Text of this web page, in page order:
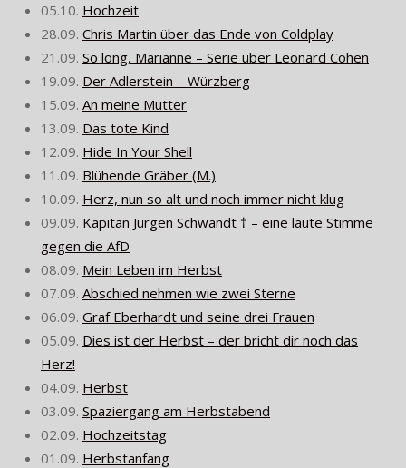
05.10. Hochzeit
28.09. Chris Martin über das Ende von Coldplay
21.09. So long, Marianne – Serie über Leonard Cohen
19.09. Der Adlerstein – Würzberg
15.09. An meine Mutter
13.09. Das tote Kind
12.09. Hide In Your Shell
11.09. Blühende Gräber (M.)
10.09. Herz, nun so alt und noch immer nicht klug
09.09. Kapitän Jürgen Schwandt † – eine laute Stimme
gegen die AfD
08.09. Mein Leben im Herbst
07.09. Abschied nehmen wie zwei Sterne
06.09. Graf Eberhardt und seine drei Frauen
05.09. Dies ist der Herbst – der bricht dir noch das
Herz!
04.09. Herbst
03.09. Spaziergang am Herbstabend
02.09. Hochzeitstag
01.09. Herbstanfang